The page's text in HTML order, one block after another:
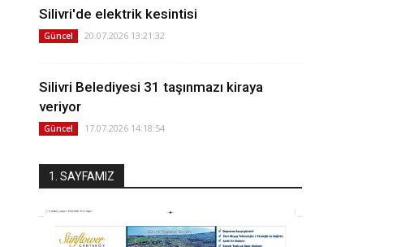
Silivri'de elektrik kesintisi
Güncel 20.07.2026 13:21:32
Silivri Belediyesi 31 taşınmazı kiraya
veriyor
Güncel 17.07.2026 14:18:54
1. SAYFAMIZ